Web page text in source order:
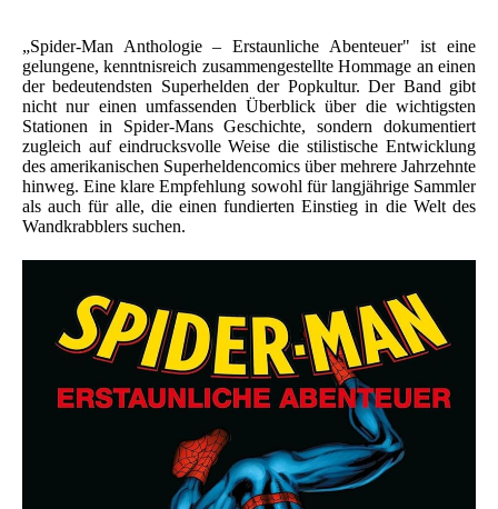
„Spider-Man Anthologie – Erstaunliche Abenteuer" ist eine
gelungene, kenntnisreich zusammengestellte Hommage an einen
der bedeutendsten Superhelden der Popkultur. Der Band gibt
nicht nur einen umfassenden Überblick über die wichtigsten
Stationen in Spider-Mans Geschichte, sondern dokumentiert
zugleich auf eindrucksvolle Weise die stilistische Entwicklung
des amerikanischen Superheldencomics über mehrere Jahrzehnte
hinweg. Eine klare Empfehlung sowohl für langjährige Sammler
als auch für alle, die einen fundierten Einstieg in die Welt des
Wandkrabblers suchen.